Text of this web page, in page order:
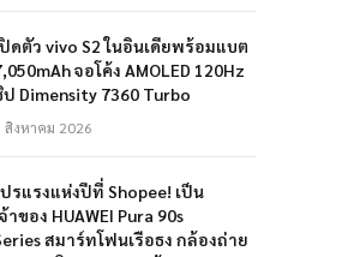
ปิดตัว vivo S2 ในอินเดียพร้อมแบต
จอโค้ง AMOLED 120Hz
Dimensity 7360 Turbo
สิงหาคม 2026
รแรงแห่งปีที่ Shopee! เป็น
าของ HUAWEI Pura 90s
สมาร์ทโฟนเรือธง กล้องถ่าย